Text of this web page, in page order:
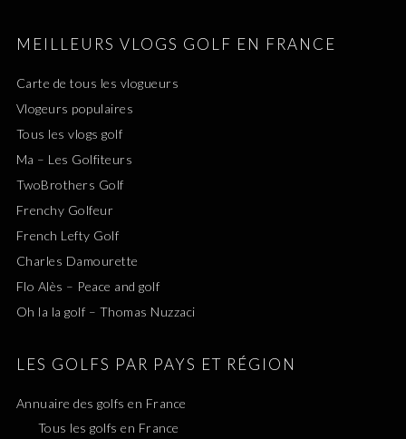
MEILLEURS VLOGS GOLF EN FRANCE
Carte de tous les vlogueurs
Vlogeurs populaires
Tous les vlogs golf
Ma – Les Golfiteurs
TwoBrothers Golf
Frenchy Golfeur
French Lefty Golf
Charles Damourette
Flo Alès – Peace and golf
Oh la la golf – Thomas Nuzzaci
LES GOLFS PAR PAYS ET RÉGION
Annuaire des golfs en France
Tous les golfs en France